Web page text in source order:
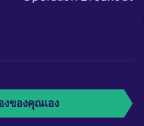
งของคุณเอง